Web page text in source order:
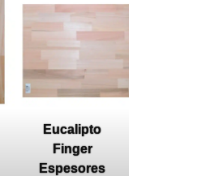
Eucalipto
Finger
Espesores